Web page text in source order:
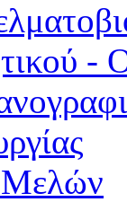
-
Μελών